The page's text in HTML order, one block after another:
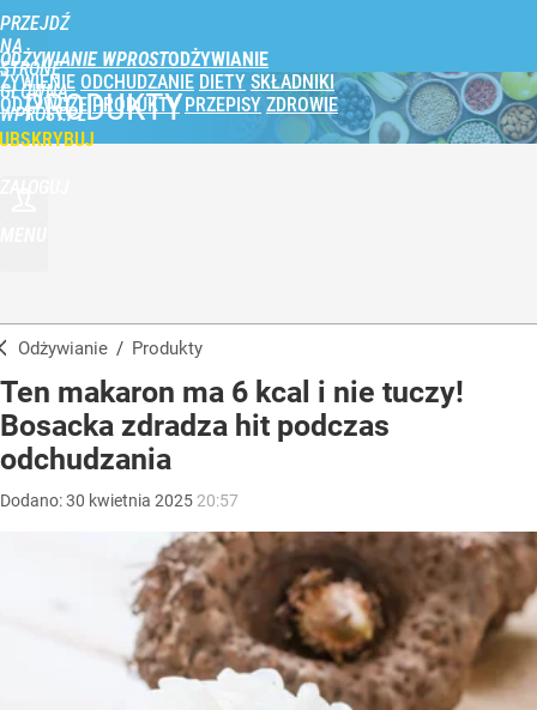
PRZEJDŹ
NA
STRONĘ
GŁÓWNĄ
WPROST.PL
ODŻYWIANIE WPROST
ŻYWIENIE ODCHUDZANIE DIETY SKŁADNIKI
ODŻYWCZE PRODUKTY PRZEPISY ZDROWIE
PRODUKTY
Odżywianie / Produkty
Ten makaron ma 6 kcal i nie tuczy!
Bosacka zdradza hit podczas
odchudzania
Dodano:30 kwietnia 2025 20:57